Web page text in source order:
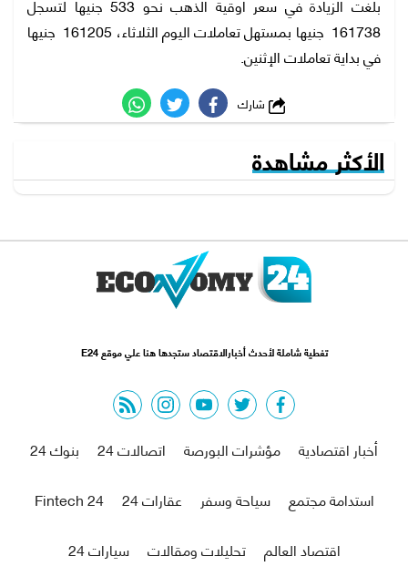
161738 جنيها بمستهل تعاملات اليوم الثلاثاء، 161205 جنيها
في بداية تعاملات الإثنين.
الأكثر مشاهدة
تغطية شاملة لأحدث أخبارالاقتصاد ستجدها هنا علي موقع E24
facebook
twitter
youtube
instagram
rss feed
أخبار اقتصادية
مؤشرات البورصة اتصالات 24
بنوك 24
استدامة مجتمع
سياحة وسفر عقارات 24
Fintech 24
اقتصاد العالم
تحليلات ومقالات
سيارات 24